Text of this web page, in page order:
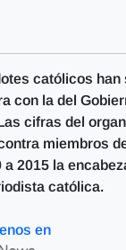
católicos
con la del
cifras del
miembros
2015 la
católica.
en